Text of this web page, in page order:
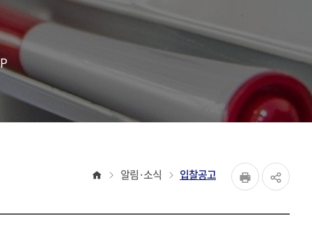
홈 알림·소식 입찰공고
페이지